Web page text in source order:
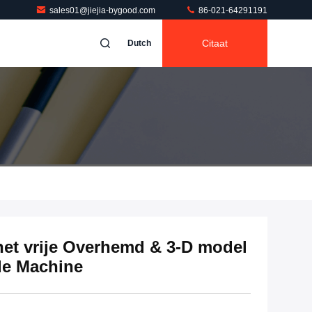
sales01@jiejia-bygood.com 86-021-64291191
Dutch Citaat
vrije Overhemd & 3-D model
Machine